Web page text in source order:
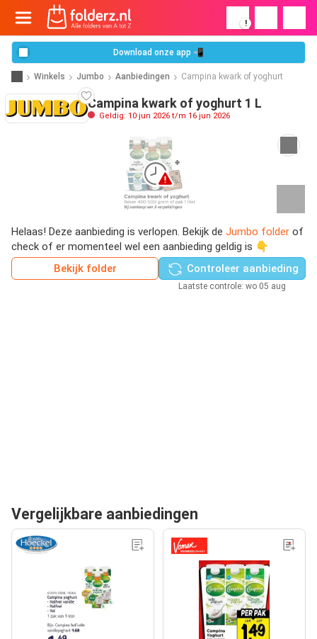
!
Download onze app 📲
Winkels Jumbo Aanbiedingen Campina kwark of yoghurt
Campina kwark of yoghurt 1 L
Geldig: 10 jun 2026 t/m 16 jun 2026
Helaas! Deze aanbieding is verlopen. Bekijk de Jumbo folder of
check of er momenteel wel een aanbieding geldig is 👇
Bekijk folder
Controleer aanbieding
Laatste controle: wo 05 aug
Vergelijkbare aanbiedingen